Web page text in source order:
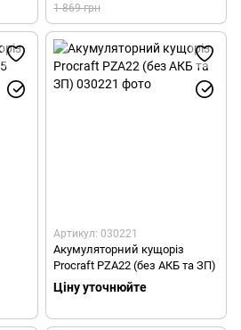
1 869 грн
Артикул: 030221
Акумуляторний кущоріз
Procraft PZA22 (без АКБ та ЗП)
Ціну уточнюйте